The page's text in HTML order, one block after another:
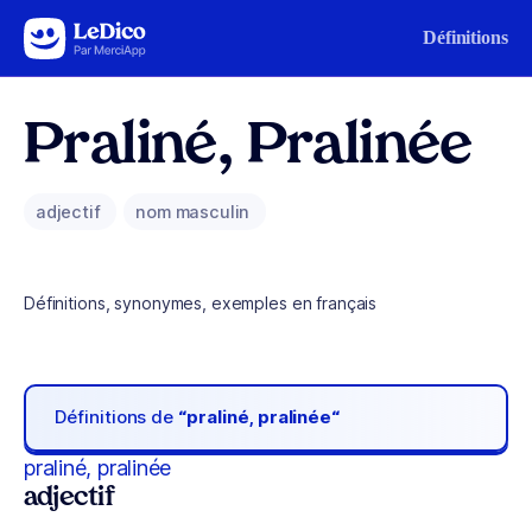
Aller au contenu Définitions
Praliné, Pralinée
adjectif nom masculin
Définitions, synonymes, exemples en français
Définitions de “praliné, pralinée“
praliné, pralinée
adjectif